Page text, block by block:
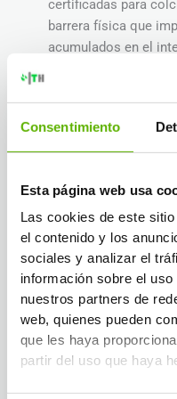
Consentimiento
Esta página web usa
Las cookies de este
el contenido y los
sociales y analizar el
información sobre el
nuestros partners de
web, quienes pueden
que les haya
partir del uso que haya
certificadas para
barrera física que
acumulados en el
Elimina moquetas y
de ácaros.
fregar con agua
Repara filtraciones y
Ninguna medida de
sigue entrando por
eliminación definitiva
consolida todos los
Consejo profesional:
la limpieza de tejidos.
alérgenos acumulados deja
provocando síntomas